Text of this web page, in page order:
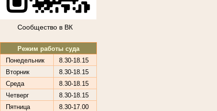
Сообщество в ВК
Режим работы суда
Понедельник
8.30-18.15
Вторник
8.30-18.15
Среда
8.30-18.15
Четверг
8.30-18.15
Пятница
8.30-17.00